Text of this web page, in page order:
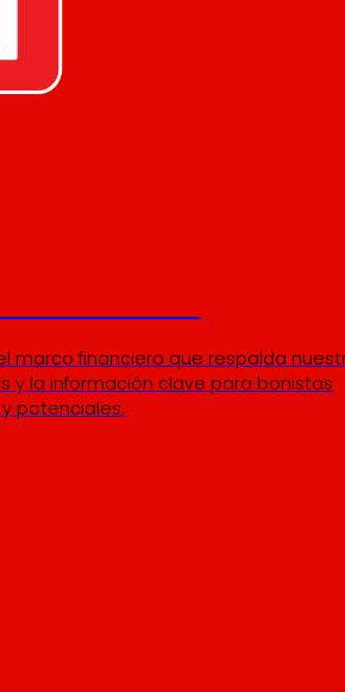
marco financiero que respalda
y la información clave para bonistas
potenciales.